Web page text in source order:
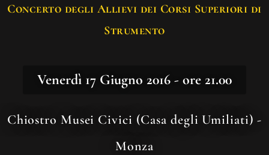
Concerto degli Allievi dei Corsi Superiori di
Strumento
Venerdì 17 Giugno 2016 - ore 21.00
Chiostro Musei Civici (Casa degli Umiliati) -
Monza